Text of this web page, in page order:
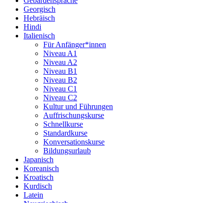
Georgisch
Hebräisch
Hindi
Italienisch
Für Anfänger*innen
Niveau A1
Niveau A2
Niveau B1
Niveau B2
Niveau C1
Niveau C2
Kultur und Führungen
Auffrischungskurse
Schnellkurse
Standardkurse
Konversationskurse
Bildungsurlaub
Japanisch
Koreanisch
Kroatisch
Kurdisch
Latein